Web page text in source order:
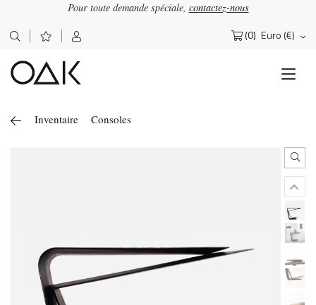
Pour toute demande spéciale, contactez-nous
(0) Euro (€)
Rechercher :
Inventaire Consoles